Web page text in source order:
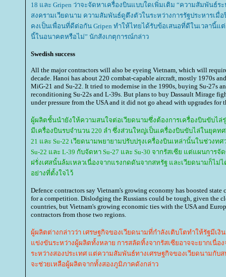
18 และ Gripen ว่าจะจัดหาเครื่องบินแบบใดเพิ่มเติม “ความสัมพันธ์
สงครามเวียดนาม ความสัมพันธ์ดูตึงตัวในระหว่างการรัฐประหารเมื่อ
คงเป็นเพื่อนที่ดีต่อกัน Gripen ทำให้ไทยได้รับข้อเสนอที่ดีในเวลานี้แ
นี้ในอนาคตหรือไม่” นักสังเกตุการณ์กล่าว
Swedish success
All the major contractors will also be eyeing Vietnam, which will
decade. Hanoi has about 220 combat-capable aircraft, mostly 1970s
MiG-21 and Su-22. It tried to modernise in the 1990s, buying Su-27s
reconditioning Su-22s and L-39s. But plans to buy Dassault Mirage
under pressure from the USA and it did not go ahead with upgrades for
ผู้ผลิตชั้นนำยังให้ความสนใจต่อเวียดนามซึ่งต้องการเครื่องบินขับไ
มีเครื่องบินรบจำนวน 220 ลำ ซึ่งส่วนใหญ่เป็นเครื่องบินขับไล่ในยุคทศ
21 และ Su-22 เวียดนามพยายามปรับปรุงเครื่องบินเหล่านั้นในช่วงท
Su-22 และ L-39 กับจัดหา Su-27 และ Su-30 จากรัสเซีย แต่แผนการจั
ฝรั่งเศสนั้นล้มเหลวเนื่องจากแรงกดดันจากสหรัฐ และเวียดนามก็ไม่
อย่างที่ตั้งใจไว้
Defence contractors say Vietnam's growing economy has boosted
for a competition. Dislodging the Russians could be tough, given the
countries, but Vietnam's growing economic ties with the USA and
contractors from those two regions.
ผู้ผลิตต่างกล่าวว่า เศรษฐกิจของเวียดนามที่กำลังเติบโตทำให้รัฐมีเงิ
ข่งขันระหว่างผู้ผลิตทั้งหลาย การสลัดทิ้งจากรัสเซียอาจจะยากเนื่อ
ระหว่างสองประเทศ แต่ความสัมพันธ์ทางเศรษฐกิจของเวียดนามกั
จะช่วยเหลือผู้ผลิตจากทั้งสองภูมิภาคดังกล่าว